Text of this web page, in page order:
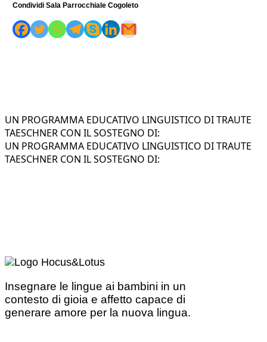
Condividi Sala Parrocchiale Cogoleto
UN PROGRAMMA EDUCATIVO LINGUISTICO DI TRAUTE
TAESCHNER CON IL SOSTEGNO DI:
UN PROGRAMMA EDUCATIVO LINGUISTICO DI TRAUTE
TAESCHNER CON IL SOSTEGNO DI:
Insegnare le lingue ai bambini in un
contesto di gioia e affetto capace di
generare amore per la nuova lingua.